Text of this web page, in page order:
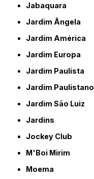
Jabaquara
Jardim Ângela
Jardim América
Jardim Europa
Jardim Paulista
Jardim Paulistano
Jardim São Luiz
Jardins
Jockey Club
M'Boi Mirim
Moema